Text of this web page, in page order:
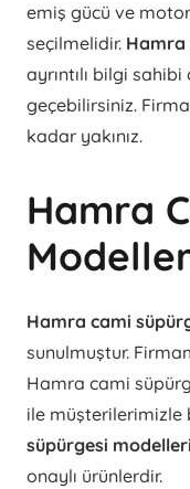
emiş gücü ve
seçilmelidir. Hamra
ayrıntılı bilgi
geçebilirsiniz.
kadar yakınız.
Hamra
Hamra cami
sunulmuştur.
Hamra cami
ile müşterilerimizle
süpürgesi modelleri
onaylı ürünlerdir.